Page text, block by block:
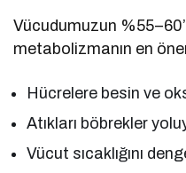
Vücudumuzun
metabolizmanın en
Hücrelere besin ve
Atıkları böbrekler
Vücut sıcaklığını